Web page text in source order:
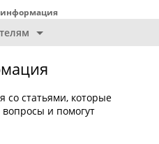
со статьями, которые
вопросы и помогут